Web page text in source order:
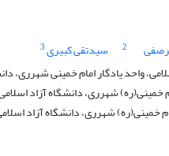
2 سیدتقی کبیری3
واحد یادگار امام خمینی شهرری،
خمینی(ره) شهرری، دانشگاه آزاد
خمینی(ره) شهرری، دانشگاه آزاد